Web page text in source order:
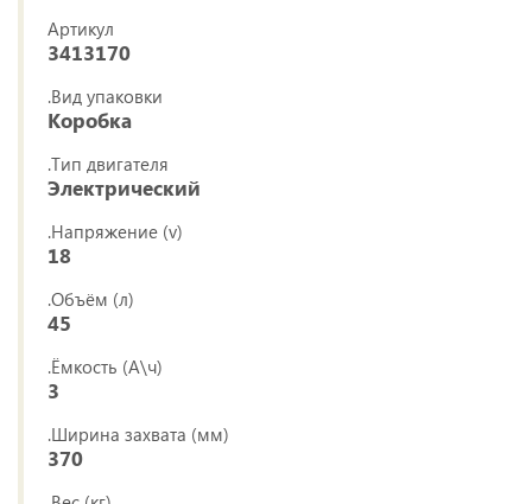
Артикул
3413170
.Вид упаковки
Коробка
.Тип двигателя
Электрический
.Напряжение (v)
18
.Объём (л)
45
.Ёмкость (А\ч)
3
.Ширина захвата (мм)
370